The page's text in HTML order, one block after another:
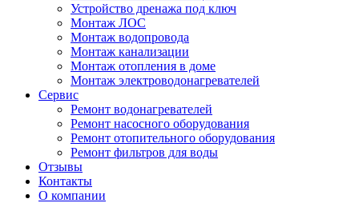
Устройство дренажа под ключ
Монтаж ЛОС
Монтаж водопровода
Монтаж канализации
Монтаж отопления в доме
Монтаж электроводонагревателей
Сервис
Ремонт водонагревателей
Ремонт насосного оборудования
Ремонт отопительного оборудования
Ремонт фильтров для воды
Отзывы
Контакты
О компании